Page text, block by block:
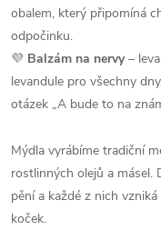
obalem, který připomíná
odpočinku.
💜 Balzám na nervy–
levandule pro všechny
otázek „A bude to na
Mýdla vyrábíme tradiční
rostlinných olejů a másel.
pění a každé z nich
koček.